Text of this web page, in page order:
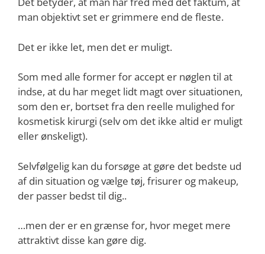
man objektivt set er grimmere end de fleste.
Det er ikke let, men det er muligt.
Som med alle former for accept er nøglen til at
indse, at du har meget lidt magt over situationen,
som den er, bortset fra den reelle mulighed for
kosmetisk kirurgi (selv om det ikke altid er muligt
eller ønskeligt).
Selvfølgelig kan du forsøge at gøre det bedste ud
af din situation og vælge tøj, frisurer og makeup,
der passer bedst til dig..
…men der er en grænse for, hvor meget mere
attraktivt disse kan gøre dig.